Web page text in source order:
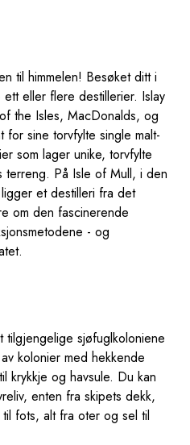
til himmelen! Besøket ditt i
eller flere destillerier. Islay
the Isles, MacDonalds, og
for sine torvfylte single malt-
som lager unike, torvfylte
terreng. På Isle of Mull, i den
et destilleri fra det
om den fascinerende
- og
sjøfuglkoloniene
kolonier med hekkende
krykkje og havsule. Du kan
enten fra skipets dekk,
fots, alt fra oter og sel til